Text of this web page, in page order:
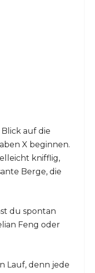
auf die
X beginnen.
knifflig,
Berge, die
du spontan
Feng oder
Lauf, denn jede